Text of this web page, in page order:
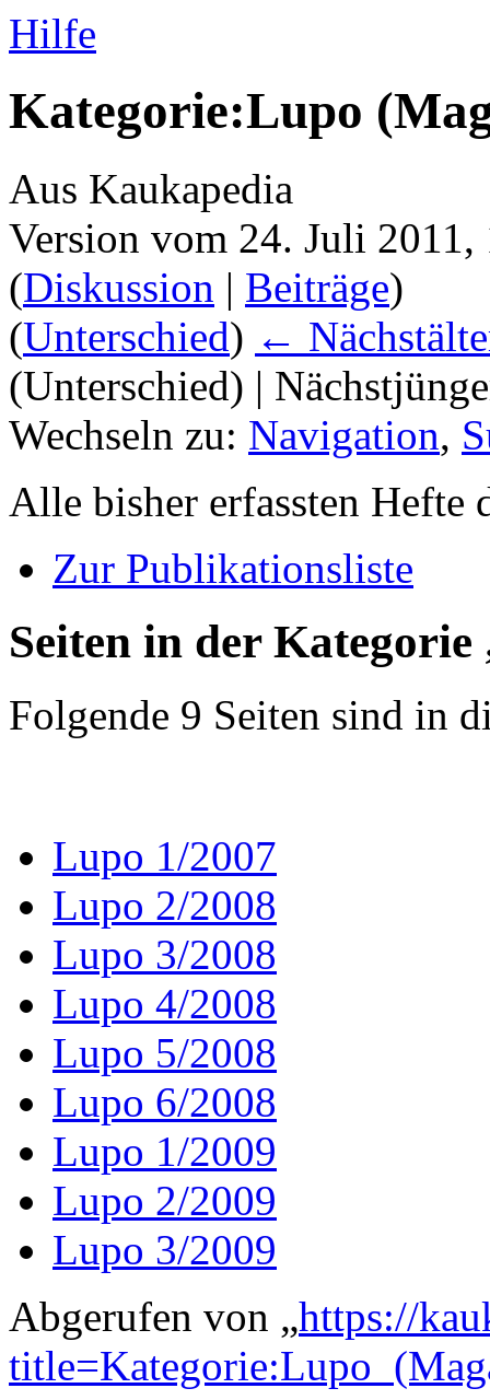
Hilfe
Kategorie:Lupo
Aus Kaukapedia
Version vom 24. Juli
(Diskussion | Beiträge)
(Unterschied) ←
(Unterschied) |
Wechseln zu: Navigation,
Alle bisher erfassten Hefte
Zur Publikationsliste
Seiten in der
Folgende 9 Seiten sind in
Lupo 1/2007
Lupo 2/2008
Lupo 3/2008
Lupo 4/2008
Lupo 5/2008
Lupo 6/2008
Lupo 1/2009
Lupo 2/2009
Lupo 3/2009
Abgerufen von „https://